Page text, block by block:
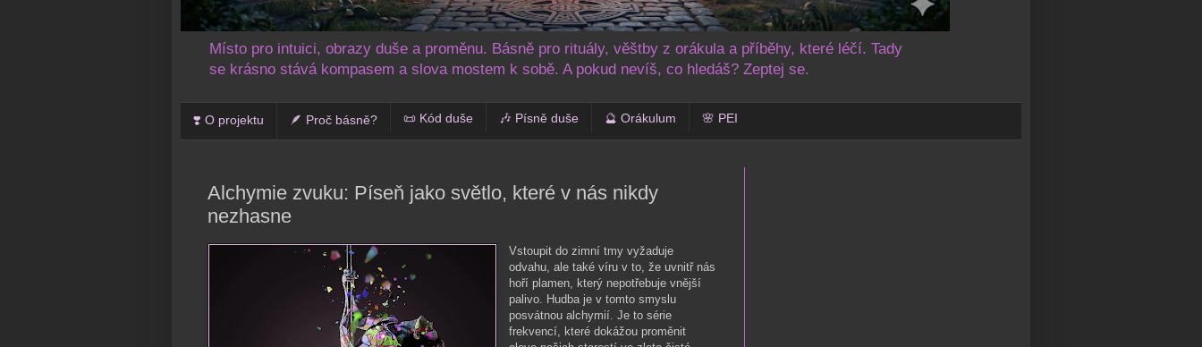
Místo pro intuici, obrazy duše a proměnu. Básně pro rituály, věštby z orákula a příběhy, které léčí. Tady
se krásno stává kompasem a slova mostem k sobě. A pokud nevíš, co hledáš? Zeptej se.
❣️ O projektu 🪶 Proč básně? 📜 Kód duše 🎶 Písně duše 🔮 Orákulum 🌸 PEI
Alchymie zvuku: Píseň jako světlo, které v nás nikdy
nezhasne
Vstoupit do zimní tmy vyžaduje
odvahu, ale také víru v to, že uvnitř nás
hoří plamen, který nepotřebuje vnější
palivo. Hudba je v tomto smyslu
posvátnou alchymií. Je to série
frekvencí, které dokážou proměnit